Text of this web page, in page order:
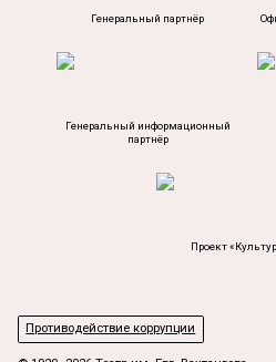
Генеральный партнёр
Генеральный информационный
партнёр
Проект
Противодействие коррупции